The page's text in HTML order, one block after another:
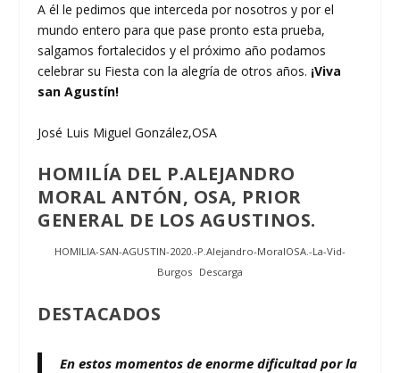
A él le pedimos que interceda por nosotros y por el
mundo entero para que pase pronto esta prueba,
salgamos fortalecidos y el próximo año podamos
celebrar su Fiesta con la alegría de otros años. ¡Viva
san Agustín!
José Luis Miguel González,OSA
HOMILÍA DEL P.ALEJANDRO
MORAL ANTÓN, OSA, PRIOR
GENERAL DE LOS AGUSTINOS.
HOMILIA-SAN-AGUSTIN-2020.-P.Alejandro-MoralOSA.-La-Vid-
Burgos
Descarga
DESTACADOS
En estos momentos de enorme dificultad por la